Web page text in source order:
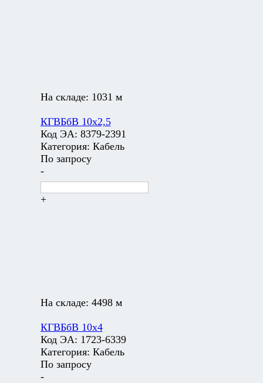
На складе: 1031 м
КГВБбВ 10х2,5
Код ЭА: 8379-2391
Категория: Кабель
По запросу
-
+
На складе: 4498 м
КГВБбВ 10х4
Код ЭА: 1723-6339
Категория: Кабель
По запросу
-